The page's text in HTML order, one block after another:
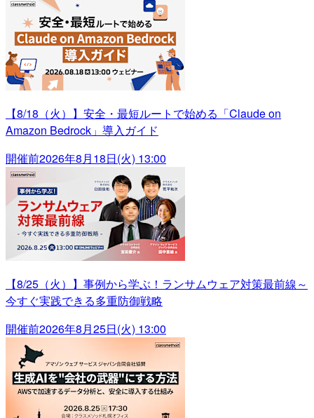
【8/18（火）】安全・最短ルートで始める「Claude on
Amazon Bedrock」導入ガイド
開催前2026年8月18日(火) 13:00
【8/25（火）】事例から学ぶ！ランサムウェア対策最前線～
今すぐ実践できる多重防御戦略
開催前2026年8月25日(火) 13:00